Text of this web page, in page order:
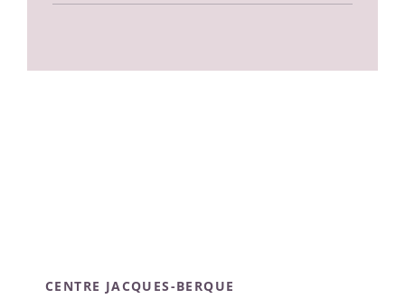
CENTRE JACQUES-BERQUE